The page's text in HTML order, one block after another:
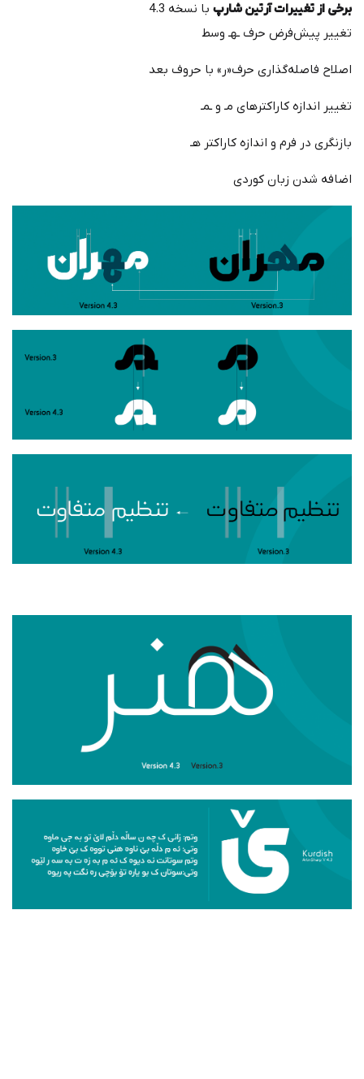
برخی از تغییرات آرتین شارپ با نسخه 4.3
تغییر پیش‌فرض حرف ـهـ وسط
اصلاح فاصله‌گذاری حرف«ر» با حروف بعد
تغییر اندازه کاراکترهای مـ و ـمـ
بازنگری در فرم و اندازه‌ کاراکتر هـ
اضافه شدن زبان کوردی